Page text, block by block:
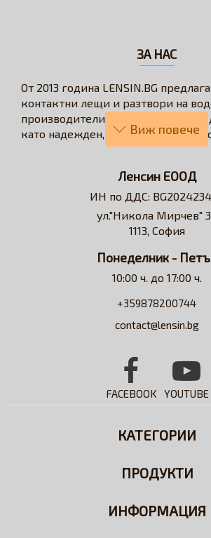
ЗА НАС
От 2013 година LENSIN.BG
контактни лещи и разтвори на
производители. През годините се
като надежден, бърз и коректен
пазаруването в бързо, лесно,
решение за всеки потребител на
Достъпни сме за професионални
съдействие относно избора на
Ленсин ЕООД
ИН по ДДС:
ул."Никола Мирчев"
1113, София
Понеделник -
10:00 ч. до 17:00 ч.
+359878200744
contact@lensin.bg
FACEBOOK YOUTUBE
КАТЕГОРИИ
ПРОДУКТИ
ИНФОРМАЦИЯ